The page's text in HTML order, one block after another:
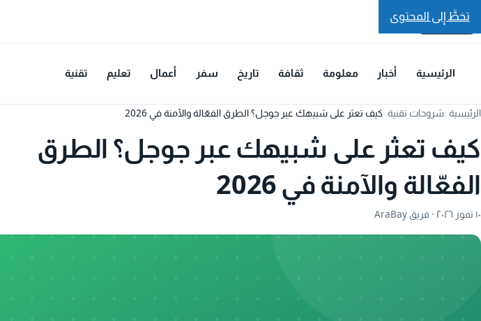
تخطَّ إلى المحتوى
الرئيسية أخبار معلومة ثقافة تاريخ سفر أعمال تعليم تقنية
الرئيسية ›شروحات تقنية ›كيف تعثر على شبيهك عبر جوجل؟ الطرق الفعّالة والآمنة في 2026
كيف تعثر على شبيهك عبر جوجل؟ الطرق
الفعّالة والآمنة في 2026
١٠ تموز ٢٠٢٦ · فريق AraBay